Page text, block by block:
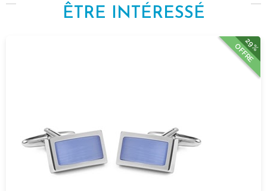
ÊTRE INTÉRESSÉ
29%
OFFRE